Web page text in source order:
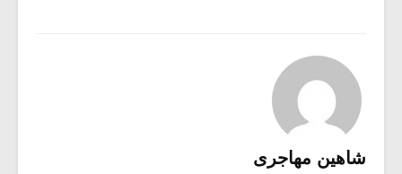
شاهین مهاجری